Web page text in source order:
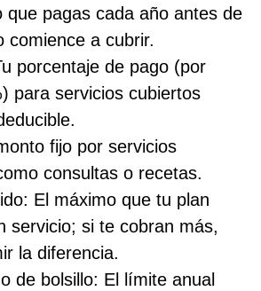
que pagas cada año antes de
comience a cubrir.
porcentaje de pago (por
para servicios cubiertos
fijo por servicios
consultas o recetas.
El máximo que tu plan
servicio; si te cobran más,
la diferencia.
de bolsillo: El límite anual